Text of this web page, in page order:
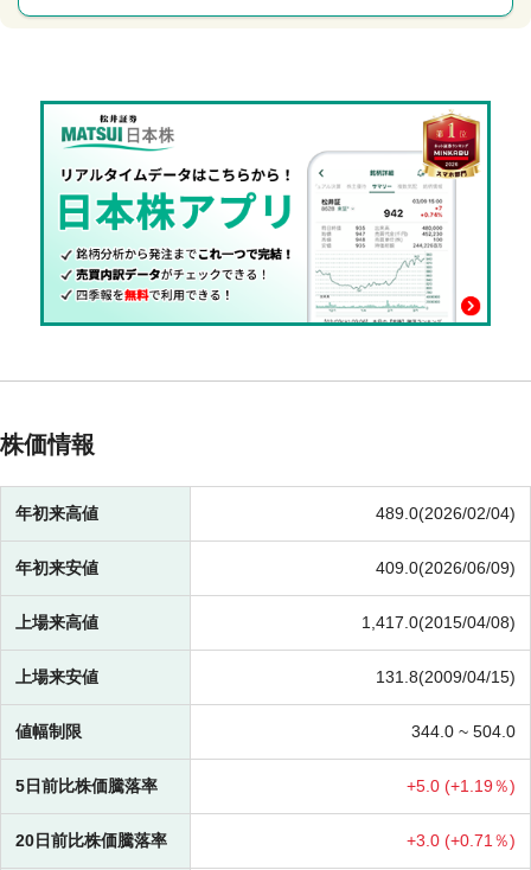
株価情報
年初来高値 489.0(2026/02/04)
年初来安値 409.0(2026/06/09)
上場来高値 1,417.0(2015/04/08)
上場来安値 131.8(2009/04/15)
値幅制限 344.0 ~ 504.0
5日前比株価騰落率 +5.0 (+1.19％)
20日前比株価騰落率 +3.0 (+0.71％)